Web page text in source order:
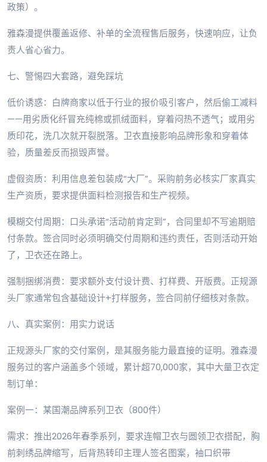
政策）。
雅森漫提供覆盖返修、补单的全流程售后服务，快速响应，让负
责人省心省力。
七、警惕四大套路，避免踩坑
低价诱惑：白牌商家以低于行业的报价吸引客户，然后偷工减料
——用劣质化纤冒充纯棉或抓绒面料，穿着闷热不透气；或用劣
质印花，洗几次就开裂脱落。卫衣直接影响品牌形象和穿着体
验，质量差反而损毁声誉。
虚假资质：利用信息差包装成“大厂”。采购前务必核实厂家真实
生产资质，要求提供面料检测报告和生产视频。
模糊交付周期：口头承诺“活动前肯定到”，合同里却不写逾期赔
付条款。签合同时必须明确交付周期和违约责任，否则活动开始
了，卫衣还在路上。
强制捆绑消费：要求额外支付设计费、打样费、开版费。正规源
头厂家通常包含基础设计+打样服务，签合同前仔细核对条款。
八、真实案例：用实力说话
正规源头厂家的交付案例，是其服务能力最直接的证明。雅森漫
服务过的客户涵盖多个领域，累计超70,000家，其中大量卫衣定
制订单：
案例一：某国潮品牌系列卫衣（800件）
需求：推出2026年春季系列，要求连帽卫衣与圆领卫衣搭配，胸
前刺绣品牌缩写，后背热转印主理人签名图案，袖口织带